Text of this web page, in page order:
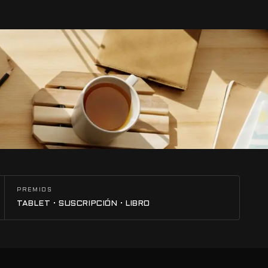
PREMIOS
TABLET · SUSCRIPCIÓN · LIBRO